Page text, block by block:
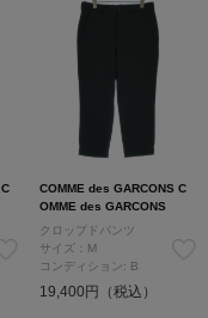
COMME des GARCONS C
OMME des GARCONS
クロップドパンツ
サイズ：M
コンディション: B
19,400円（税込）